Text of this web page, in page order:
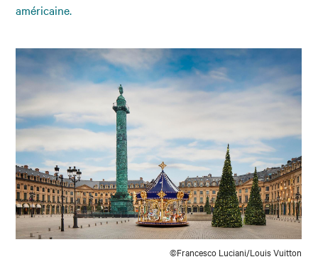
américaine.
©Francesco Luciani/Louis Vuitton